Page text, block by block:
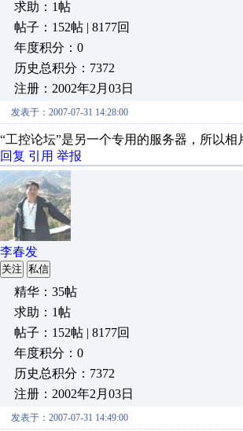
求助：1帖
帖子：152帖 | 8177回
年度积分：0
历史总积分：7372
注册：2002年2月03日
发表于：2007-07-31 14:28:00
“工控论坛”是另一个专用的服务器，所以
回复 引用 举报
李春发
关注 私信
精华：35帖
求助：1帖
帖子：152帖 | 8177回
年度积分：0
历史总积分：7372
注册：2002年2月03日
发表于：2007-07-31 14:49:00